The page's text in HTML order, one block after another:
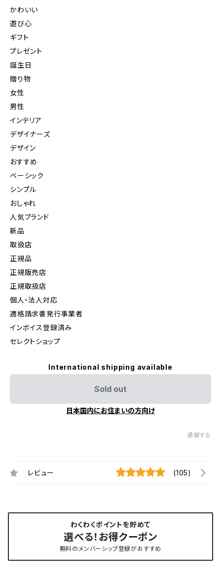
かわいい
遊び心
ギフト
プレゼント
誕生日
贈り物
女性
男性
インテリア
デザイナーズ
デザイン
おすすめ
ベーシック
シンプル
おしゃれ
人気ブランド
新品
取扱店
正規品
正規販売店
正規取扱店
個人・法人対応
適格請求書発行事業者
インボイス登録済み
セレクトショップ
International shipping available
Sold out
日本国内にお住まいの方向け
通報する
レビュー (105)
わくわくポイントを貯めて
選べる！お得クーポン
無料のメンバーシップ登録がおすすめ